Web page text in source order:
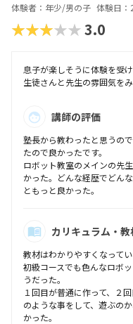
体験者：年少/男の子 体験日
★★★★★3.0
息子が楽しそうに体験を受
生徒さんと先生の雰囲気を
講師の評価
塾長から教わったと思うの
たので良かったです。
ロボット教室のメインの先
かった。どんな経歴でどん
ともっと良かった。
カリキュラム・教
教材はわかりやすくなって
初級コースでも色んなロボ
うだった。
１回目が普通に作って、２
のような事をして、遊ぶの
かった。